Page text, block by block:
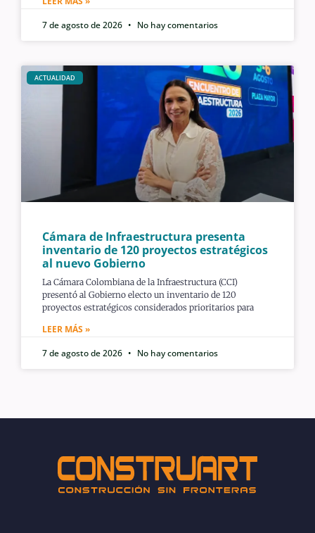
7 de agosto de 2026
No hay comentarios
ACTUALIDAD
Cámara de Infraestructura presenta
inventario de 120 proyectos estratégicos
al nuevo Gobierno
La Cámara Colombiana de la Infraestructura (CCI)
presentó al Gobierno electo un inventario de 120
proyectos estratégicos considerados prioritarios para
LEER MÁS »
7 de agosto de 2026
No hay comentarios